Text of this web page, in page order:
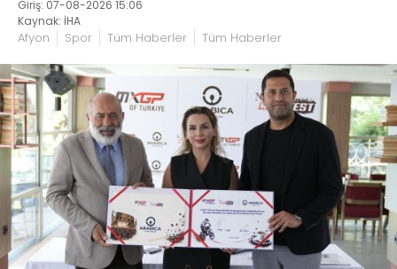
Giriş: 07-08-2026 15:06
Kaynak: İHA
Afyon Spor Tüm Haberler Tüm Haberler